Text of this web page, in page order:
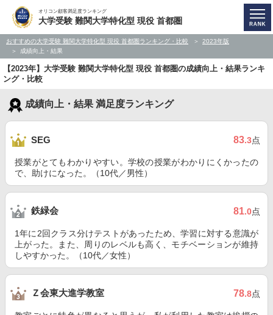
オリコン顧客満足度ランキング
大学受験 難関大学特化型 現役 首都圏
おすすめの大学受験 難関大学特化型 現役 首都圏ランキング・比較
2023年版
成績向上・結果
【2023年】大学受験 難関大学特化型 現役 首都圏の成績向上・結果ランキ
ング・比較
成績向上・結果 満足度ランキング
SEG 83.3点
授業がとてもわかりやすい。学校の授業がわかりにくかったの
で、助けになった。（10代／男性）
鉄緑会 81.0点
1年に2回クラス分けテストがあったため、学習に対する意識が
上がった。また、周りのレベルも高く、モチベーションが維持
しやすかった。（10代／女性）
Ｚ会東大進学教室 78.8点